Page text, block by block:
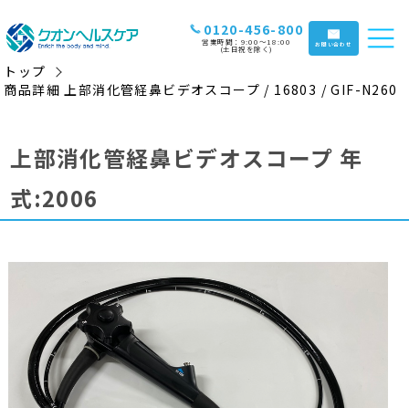
0120-456-800
営業時間：9:00〜18:00
(土日祝を除く) お問い合わせ
トップ
商品詳細 上部消化管経鼻ビデオスコープ / 16803 / GIF-N260
上部消化管経鼻ビデオスコープ 年
式:2006